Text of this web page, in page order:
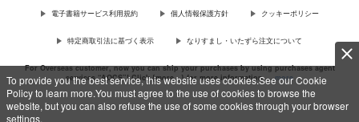
To provide you the best service, this website uses cookies.See our Cookie
Policy to learn more.You must agree to the use of cookies to browse the
website, but you can also refuse the use of some cookies through your browser
settings.
電子書籍サービス利用規約 個人情報保護方針 クッキーポリシー
特定商取引法に基づく表示 なりすまし・いたずら注文について
For Overseas customer, now you can ship your purchases by using purchases agent
services “AOCS”! Click {more…} for more information …more